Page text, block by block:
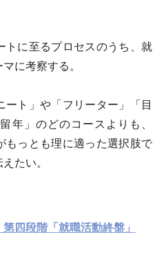
トに至るプロセスのうち、就
に考察する。
ート」や「フリーター」「目
年」のどのコースよりも、
もっとも理に適った選択肢で
たい。
四段階「就職活動終盤」